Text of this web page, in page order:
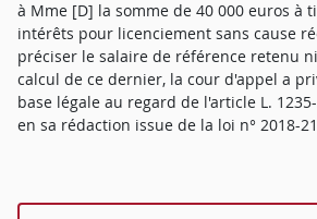
à Mme [D] la somme de 40 000 euros à
intérêts pour licenciement sans cause
préciser le salaire de référence retenu
calcul de ce dernier, la cour d'appel a
base légale au regard de l'article L.
en sa rédaction issue de la loi n° 2018-